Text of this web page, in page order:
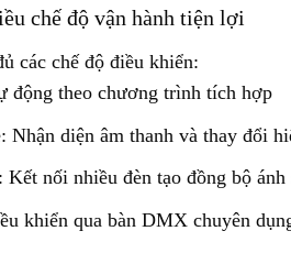
chế độ vận hành tiện lợi
các chế độ điều khiển:
động theo chương trình tích hợp
Nhận diện âm thanh và thay đổi
Kết nối nhiều đèn tạo đồng bộ ánh
khiển qua bàn DMX chuyên